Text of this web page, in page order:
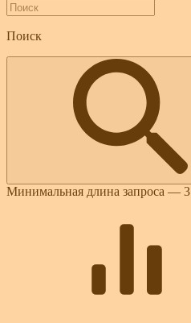
Поиск
Минимальная длина запроса —